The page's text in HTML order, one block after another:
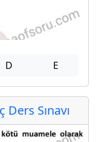
D E
Sınavı